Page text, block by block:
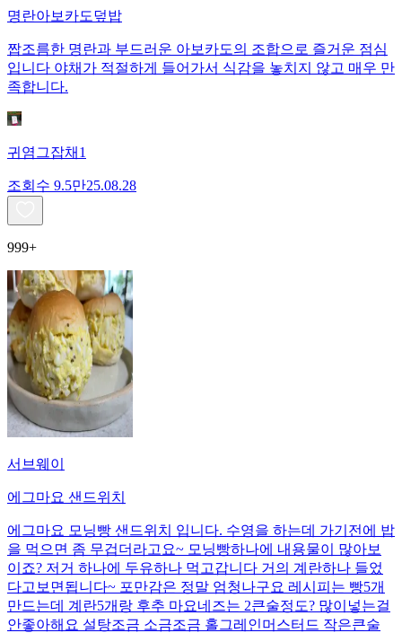
명란아보카도덮밥
짭조름한 명란과 부드러운 아보카도의 조합으로 즐거운 점심
입니다 야채가 적절하게 들어가서 식감을 놓치지 않고 매우 만
족합니다.
귀염그잡채1
조회수 9.5만25.08.28
999+
서브웨이
에그마요 샌드위치
에그마요 모닝빵 샌드위치 입니다. 수영을 하는데 가기전에 밥
을 먹으면 좀 무겁더라고요~ 모닝빵하나에 내용물이 많아보
이죠? 저거 하나에 두유하나 먹고갑니다 거의 계란하나 들었
다고보면됩니다~ 포만감은 정말 엄청나구요 레시피는 빵5개
만드는데 계란5개랑 후추 마요네즈는 2큰술정도? 많이넣는걸
안좋아해요 설탕조금 소금조금 홀그레인머스터드 작은큰술